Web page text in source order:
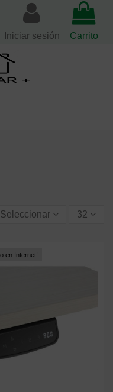
Iniciar sesión Carrito
Seleccionar 32
en Internet!